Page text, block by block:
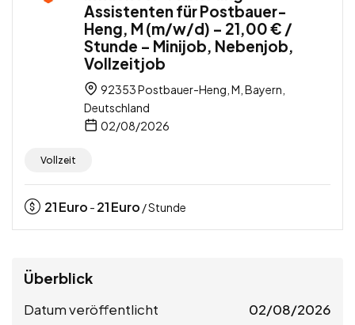
Assistenten für Postbauer-
Heng, M (m/w/d) – 21,00 € /
Stunde – Minijob, Nebenjob,
Vollzeitjob
92353 Postbauer-Heng, M, Bayern,
Deutschland
02/08/2026
Vollzeit
21Euro - 21Euro / Stunde
Überblick
Datum veröffentlicht 02/08/2026